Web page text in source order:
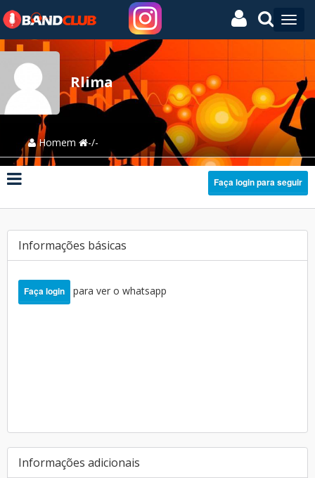
Rlima
Homem -/-
Faça login para seguir
Informações básicas
Faça login para ver o whatsapp
Informações adicionais